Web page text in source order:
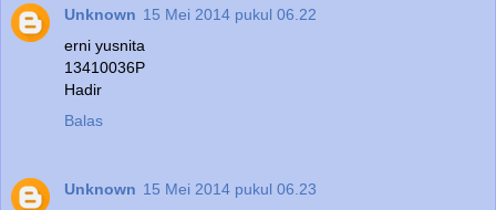
Unknown 15 Mei 2014 pukul 06.22
erni yusnita
13410036P
Hadir
Balas
Unknown 15 Mei 2014 pukul 06.23